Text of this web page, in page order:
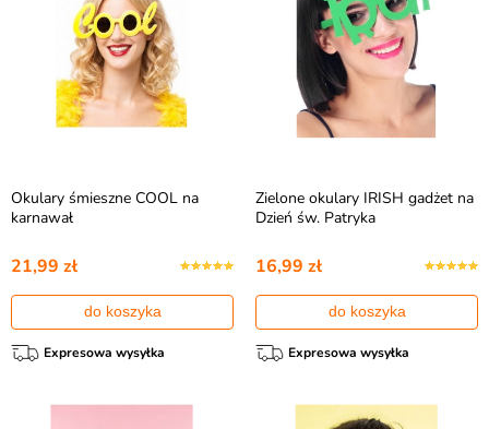
Okulary śmieszne COOL na
karnawał
21,99 zł
do koszyka
Expresowa wysyłka
Zielone okulary IRISH gadżet na
Dzień św. Patryka
16,99 zł
do koszyka
Expresowa wysyłka